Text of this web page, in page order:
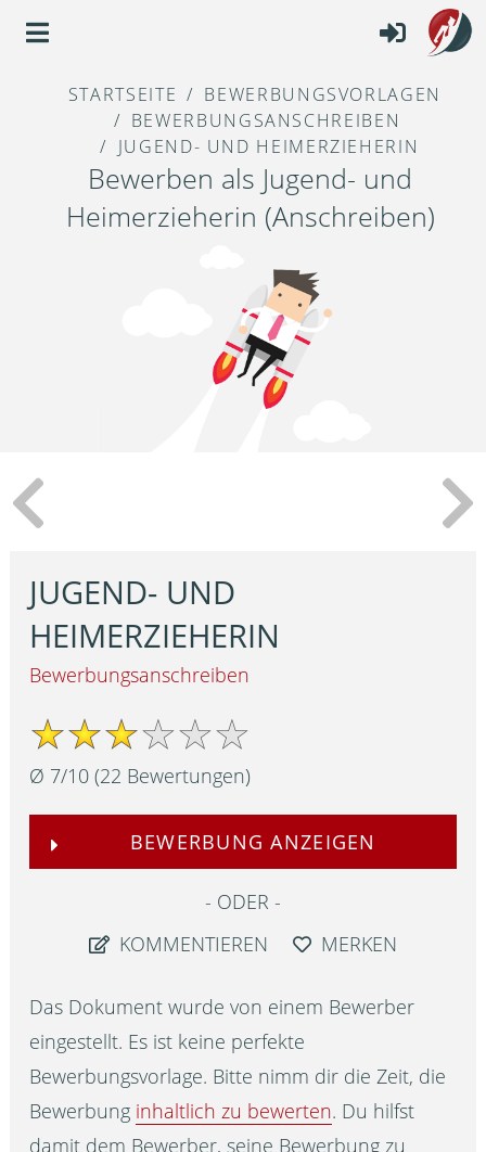
STARTSEITE
BEWERBUNGSVORLAGEN
BEWERBUNGSANSCHREIBEN
JUGEND- UND HEIMERZIEHERIN
Bewerben als Jugend- und
Heimerzieherin (Anschreiben)
JUGEND- UND
HEIMERZIEHERIN
Bewerbungsanschreiben
Ø 7/10 (22 Bewertungen)
BEWERBUNG ANZEIGEN
ODER
KOMMENTIEREN
MERKEN
Das Dokument wurde von einem Bewerber
eingestellt. Es ist keine perfekte
Bewerbungsvorlage. Bitte nimm dir die Zeit, die
Bewerbung inhaltlich zu bewerten. Du hilfst
damit dem Bewerber, seine Bewerbung zu